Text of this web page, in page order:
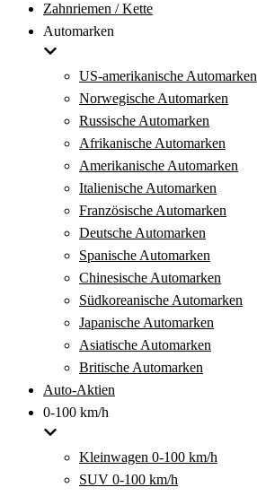
Zahnriemen / Kette
Automarken
US-amerikanische Automarken
Norwegische Automarken
Russische Automarken
Afrikanische Automarken
Amerikanische Automarken
Italienische Automarken
Französische Automarken
Deutsche Automarken
Spanische Automarken
Chinesische Automarken
Südkoreanische Automarken
Japanische Automarken
Asiatische Automarken
Britische Automarken
Auto-Aktien
0-100 km/h
Kleinwagen 0-100 km/h
SUV 0-100 km/h